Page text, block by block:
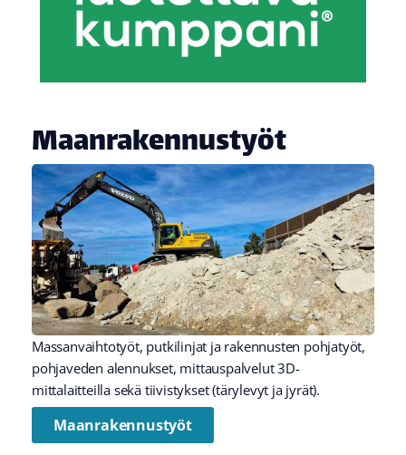
Maanrakennustyöt
Massanvaihtotyöt, putkilinjat ja rakennusten pohjatyöt,
pohjaveden alennukset, mittauspalvelut 3D-
mittalaitteilla sekä tiivistykset (tärylevyt ja jyrät).
Maanrakennustyöt